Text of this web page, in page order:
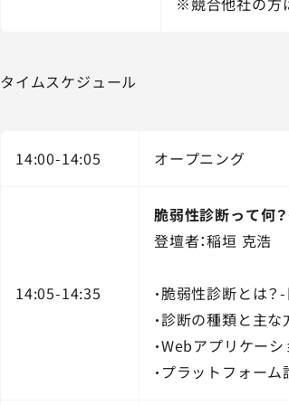
タイムスケジュール
14:00-14:05 オープニング
14:05-14:35
脆弱性診断って何
登壇者：稲垣 克浩
・脆弱性診断とは
・診断の種類と主な
・Webアプリケー
・プラットフォー